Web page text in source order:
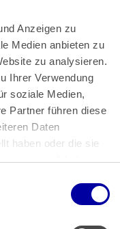
Anzeigen zu
Medien anbieten zu
zu analysieren.
Ihrer Verwendung
soziale Medien,
Partner führen diese
Daten
haben oder die sie
gesammelt haben.